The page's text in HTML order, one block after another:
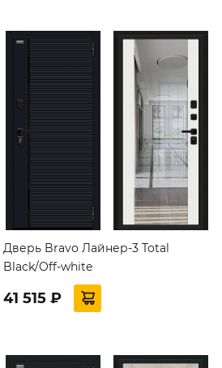
Дверь Bravo Лайнер-3 Total
Black/Off-white
41 515 ₽